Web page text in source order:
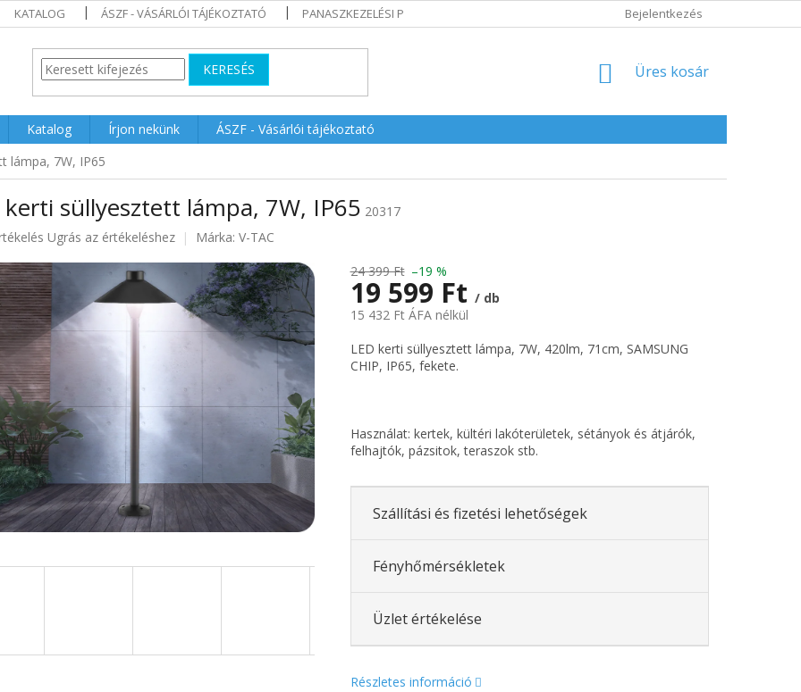
KATALOG ÁSZF - VÁSÁRLÓI TÁJÉKOZTATÓ PANASZKEZELÉSI POLITIKA Bejelentkezés
KERESÉS KOSÁR
Üres kosár
Katalog Írjon nekünk
ÁSZF - Vásárlói tájékoztató
lámpa, 7W, IP65
kerti süllyesztett lámpa, 7W, IP65 20317
Ugrás az értékeléshez Márka: V-TAC
24 399 Ft –19 %
19 599 Ft / db
15 432 Ft ÁFA nélkül
Egységár:
LED kerti süllyesztett lámpa, 7W, 420lm, 71cm, SAMSUNG
CHIP, IP65, fekete.
Használat: kertek, kültéri lakóterületek, sétányok és átjárók,
felhajtók, pázsitok, teraszok stb.
Szállítási és fizetési lehetőségek
Fényhőmérsékletek
Üzlet értékelése
Részletes információ